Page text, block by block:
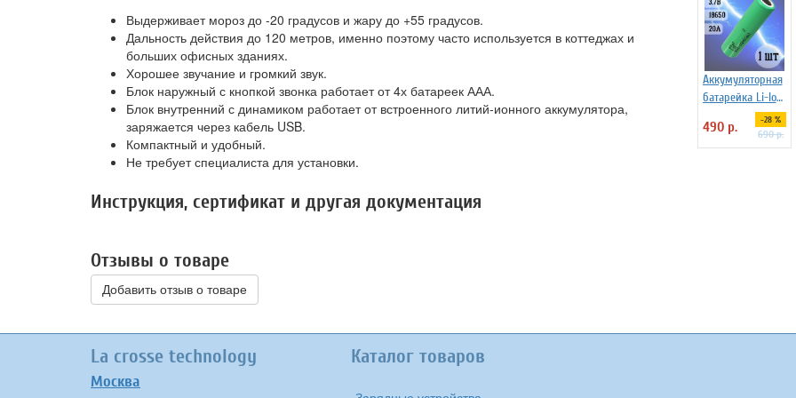
Выдерживает мороз до -20 градусов и жару до +55 градусов.
Дальность действия до 120 метров, именно поэтому часто используется в коттеджах и
больших офисных зданиях.
Хорошее звучание и громкий звук.
Блок наружный с кнопкой звонка работает от 4х батареек ААА.
Блок внутренний с динамиком работает от встроенного литий-ионного аккумулятора,
заряжается через кабель USB.
Компактный и удобный.
Не требует специалиста для установки.
Инструкция, сертификат и другая документация
Аккумуляторная
батарейка Li-Ion
18650, 2500мАч
3.7В, 20A
незащищенный
490 р. -28 %
690 р.
Отзывы о товаре
Добавить отзыв о товаре
La crosse technology
Москва
Каталог товаров